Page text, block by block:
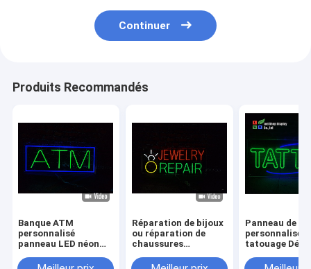
Continuer
Produits Recommandés
Banque ATM
personnalisé
panneau LED néon
intérieure acrylique
Réparation de bijoux
ou réparation de
chaussures
panneau néon LED
Panneau de
personnalisé
tatouage
extérieure